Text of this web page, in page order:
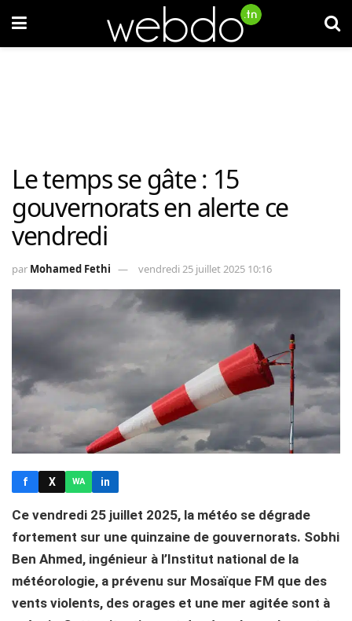
Le temps se gâte : 15
gouvernorats en alerte ce
vendredi
par Mohamed Fethi vendredi 25 juillet 2025 10:16
f X WA in
Ce vendredi 25 juillet 2025, la météo se dégrade
fortement sur une quinzaine de gouvernorats. Sobhi
Ben Ahmed, ingénieur à l’Institut national de la
météorologie, a prévenu sur Mosaïque FM que des
vents violents, des orages et une mer agitée sont à